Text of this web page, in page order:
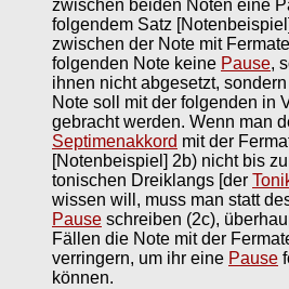
zwischen beiden Noten eine
folgendem Satz
zwischen der Note mit
folgenden Note keine Pause,
ihnen nicht abgesetzt,
Note soll mit der folgenden in
gebracht werden. Wenn man
Septimenakkord mit der
[Notenbeispiel] 2b) nicht bis
tonischen Dreiklangs [der
wissen will, muss man statt
Pause schreiben (2c),
Fällen die Note mit der
verringern, um ihr eine Pause
können.